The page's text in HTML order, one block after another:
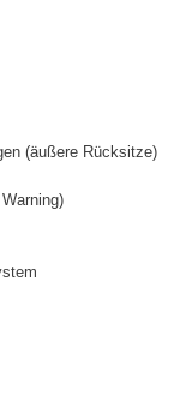
(äußere Rücksitze)